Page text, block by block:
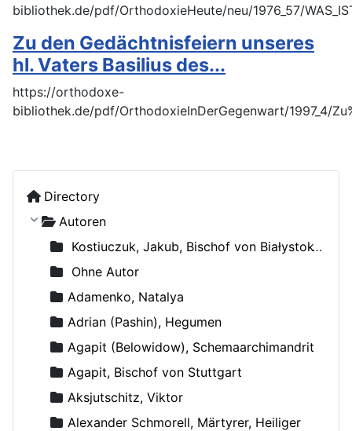
Directory
Autoren
Kostiuczuk, Jakub, Bischof von Białystok und Gdańsk
Ohne Autor
Adamenko, Natalya
Adrian (Pashin), Hegumen
Agapit (Belowidow), Schemaarchimandrit
Agapit, Bischof von Stuttgart
Aksjutschitz, Viktor
Alexander Schmorell, Märtyrer, Heiliger
bibliothek.de/pdf/OrthodoxieHeute/neu/1976_57/
Zu den Gedächtnisfeiern unseres
hl. Vaters Basilius des...
https://orthodoxe-
bibliothek.de/pdf/OrthodoxieInDerGegenwart/1997_4/